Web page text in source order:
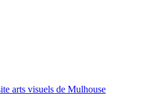
arts visuels de Mulhouse